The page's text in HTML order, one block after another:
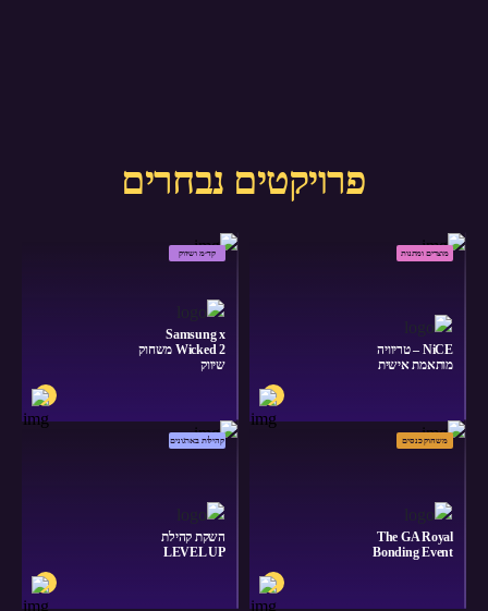
פרויקטים נבחרים
מוצרים ומתנות
NiCE – טריוויה
מותאמת אישית
משחוק כנסים
The GA Royal
Bonding Event
קד״מ ושיווק
Samsung x
Wicked 2 משחוק
שיווק
קהילות בארגונים
השקת קהילת
LEVEL UP